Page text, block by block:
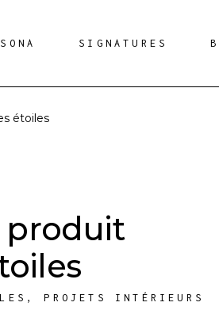
SIGNATURES
étoiles
produit
,PROJETS INTÉRIEURS